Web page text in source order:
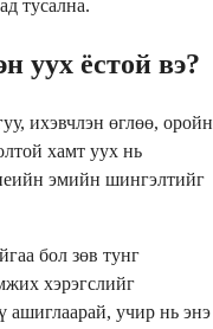
тусална.
уух ёстой вэ?
ихэвчлэн өглөө, оройн
хамт уух нь
эмийн шингэлтийг
бол зөв тунг
хэрэгслийг
ашиглаарай, учир нь энэ